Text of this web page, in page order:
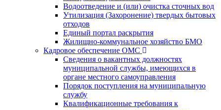
Водоотведение и (или) очистка сточных вод
Утилизация (Захоронение) твердых бытовых
отходов
Единый портал раскрытия
Жилищно-коммунальное хозяйство БМО
Кадровое обеспечение ОМС
Сведения о вакантных должностях
муниципальной службы, имеющихся в
органе местного самоуправления
Порядок поступления на муниципальную
службу
Квалификационные требования к